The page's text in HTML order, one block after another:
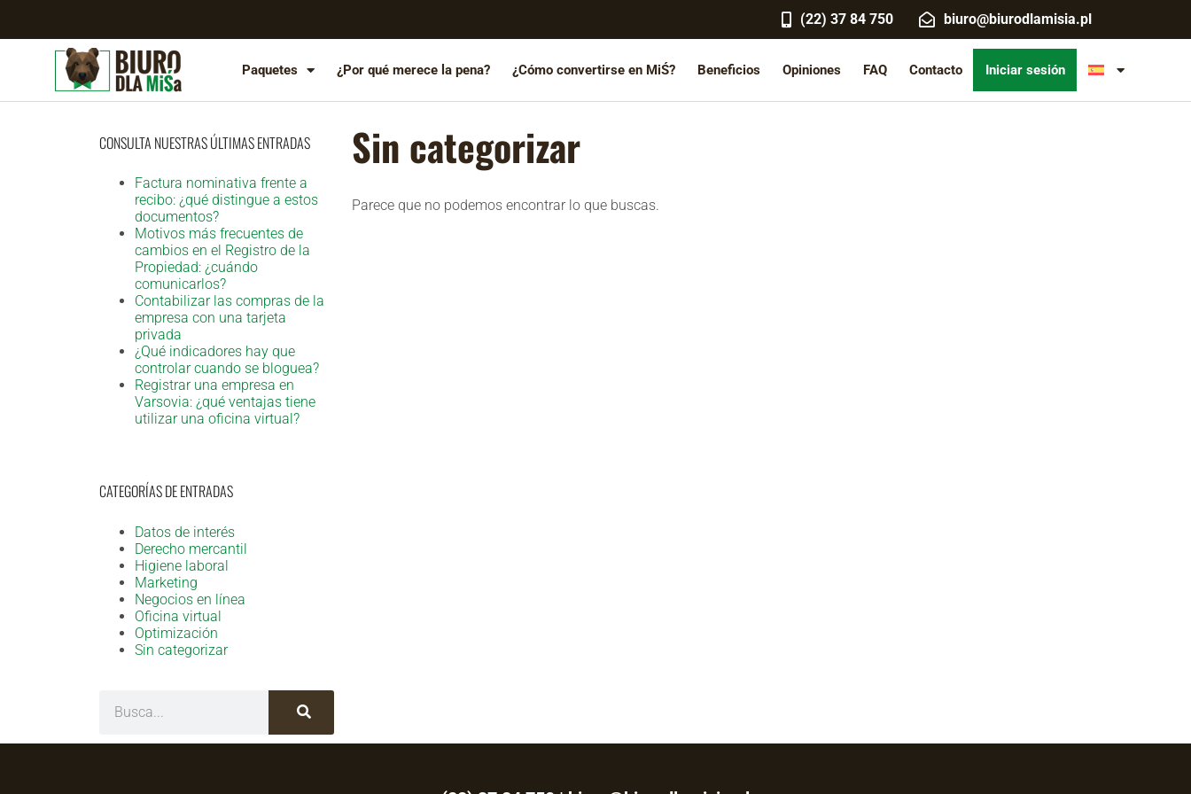
(22) 37 84 750 biuro@biurodlamisia.pl
Paquetes ¿Por qué merece la pena? ¿Cómo convertirse en MiŚ? Beneficios Opiniones FAQ Contacto Iniciar sesión
CONSULTA NUESTRAS ÚLTIMAS ENTRADAS
Factura nominativa frente a
recibo: ¿qué distingue a estos
documentos?
Motivos más frecuentes de
cambios en el Registro de la
Propiedad: ¿cuándo
comunicarlos?
Contabilizar las compras de la
empresa con una tarjeta
privada
¿Qué indicadores hay que
controlar cuando se bloguea?
Registrar una empresa en
Varsovia: ¿qué ventajas tiene
utilizar una oficina virtual?
CATEGORÍAS DE ENTRADAS
Datos de interés
Derecho mercantil
Higiene laboral
Marketing
Negocios en línea
Oficina virtual
Optimización
Sin categorizar
Sin categorizar
Parece que no podemos encontrar lo que buscas.